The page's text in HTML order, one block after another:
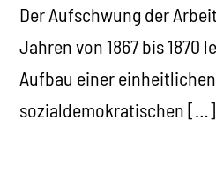
Der Aufschwung der
Jahren von 1867 bis 1870
Aufbau einer einheitlichen
sozialdemokratischen […]